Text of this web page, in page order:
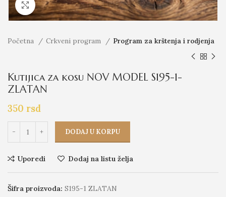
Click to enlarge
Početna Crkveni program Program za krštenja i rodjenja
Kutijica za kosu NOV MODEL S195-1-
ZLATAN
350 rsd
DODAJ U KORPU
Uporedi Dodaj na listu želja
Šifra proizvoda: S195-1 ZLATAN